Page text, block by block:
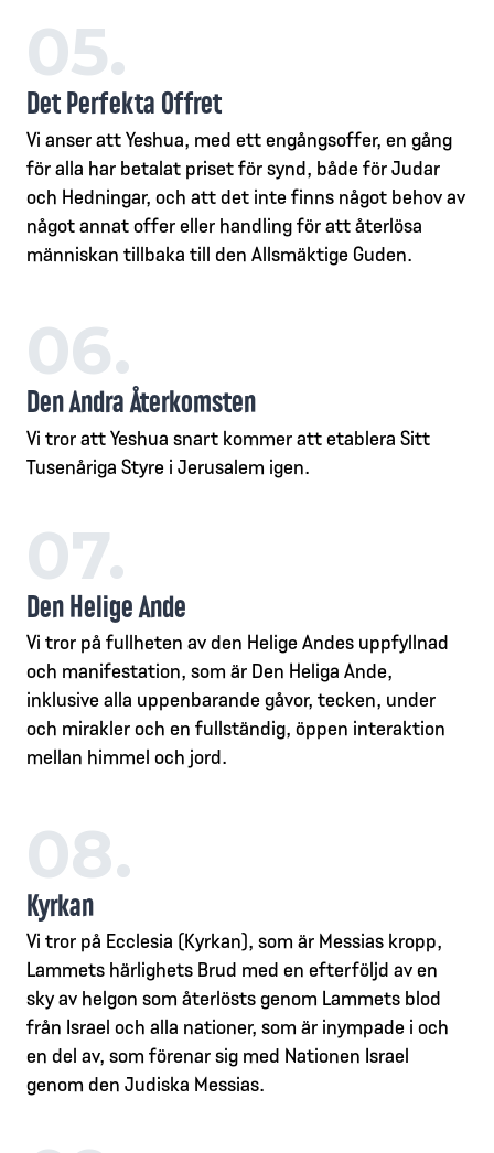
05.
Det Perfekta Offret
Vi anser att Yeshua, med ett engångsoffer, en gång
för alla har betalat priset för synd, både för Judar
och Hedningar, och att det inte finns något behov av
något annat offer eller handling för att återlösa
människan tillbaka till den Allsmäktige Guden.
06.
Den Andra Återkomsten
Vi tror att Yeshua snart kommer att etablera Sitt
Tusenåriga Styre i Jerusalem igen.
07.
Den Helige Ande
Vi tror på fullheten av den Helige Andes uppfyllnad
och manifestation, som är Den Heliga Ande,
inklusive alla uppenbarande gåvor, tecken, under
och mirakler och en fullständig, öppen interaktion
mellan himmel och jord.
08.
Kyrkan
Vi tror på Ecclesia (Kyrkan), som är Messias kropp,
Lammets härlighets Brud med en efterföljd av en
sky av helgon som återlösts genom Lammets blod
från Israel och alla nationer, som är inympade i och
en del av, som förenar sig med Nationen Israel
genom den Judiska Messias.